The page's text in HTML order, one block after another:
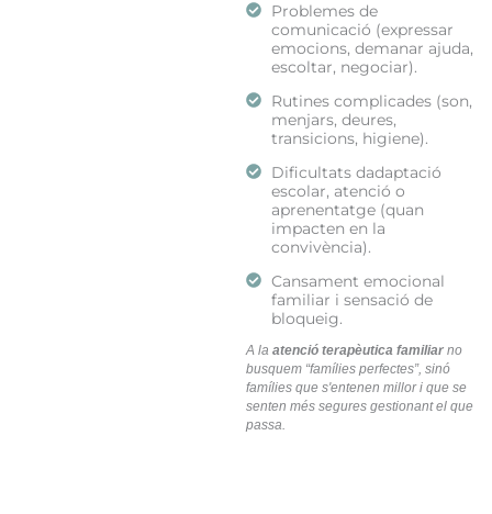
Problemes de
comunicació (expressar
emocions, demanar ajuda,
escoltar, negociar).
Rutines complicades (son,
menjars, deures,
transicions, higiene).
Dificultats dadaptació
escolar, atenció o
aprenentatge (quan
impacten en la
convivència).
Cansament emocional
familiar i sensació de
bloqueig.
A la atenció terapèutica familiar no
busquem “famílies perfectes”, sinó
famílies que s'entenen millor i que se
senten més segures gestionant el que
passa.